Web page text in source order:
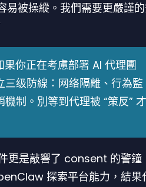
易被操縱。我們需要更嚴謹
果你正在考慮部署 AI 代理團
三级防線：网络隔離、行為監
機制。別等到代理被 “策反”
更是敲響了 consent 的警鐘
探索平台能力，結果